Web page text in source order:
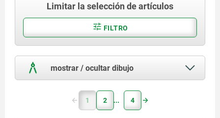
Limitar la selección de artículos
FILTRO
mostrar / ocultar dibujo
1 2 4